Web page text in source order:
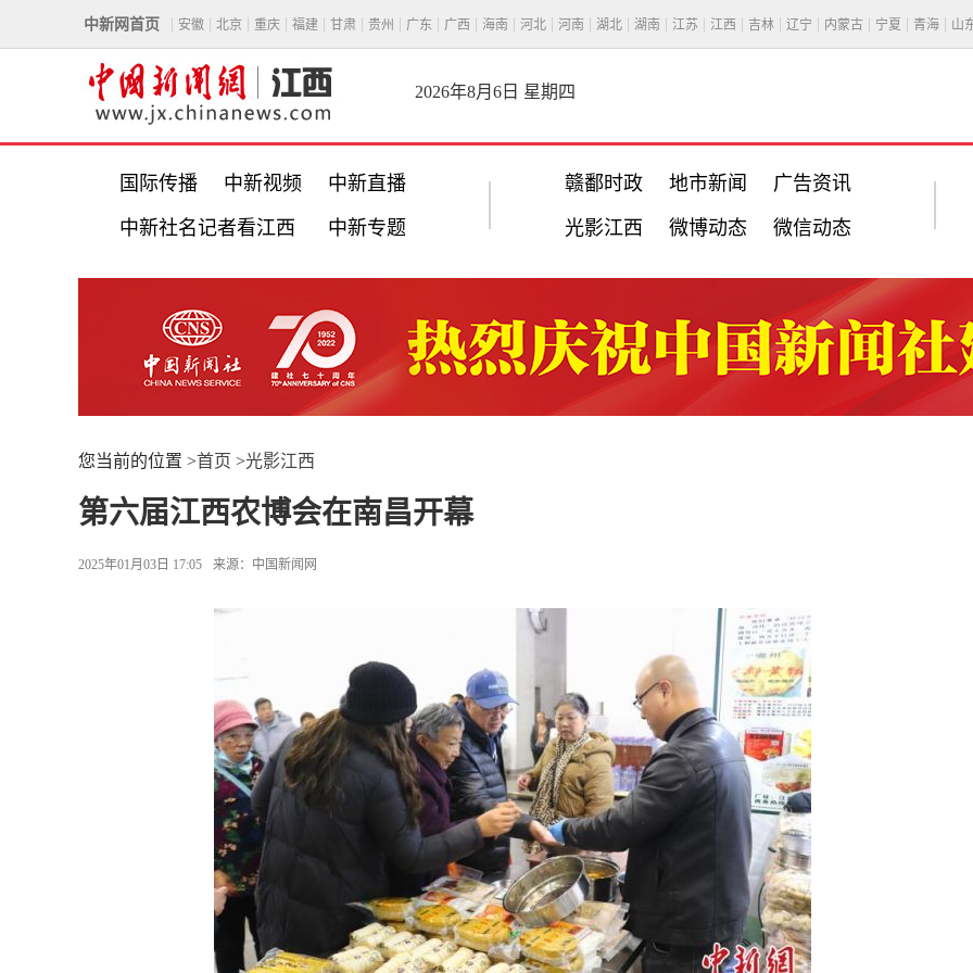
中新网首页 安徽 北京 重庆 福建 甘肃 贵州 广东 广西 海南 河北 河南 湖北 湖南 江苏 江西 吉林 辽宁 内蒙古 宁夏 青海 山
2026年8月6日 星期四
国际传播 中新视频 中新直播
中新社名记者看江西 中新专题
赣鄱时政 地市新闻 广告资讯
光影江西 微博动态 微信动态
您当前的位置 >首页 >光影江西
第六届江西农博会在南昌开幕
2025年01月03日 17:05 来源： 中国新闻网